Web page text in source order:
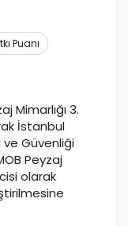
Puanı
Mimarlığı 3.
İstanbul
ve Güvenliği
Peyzaj
olarak